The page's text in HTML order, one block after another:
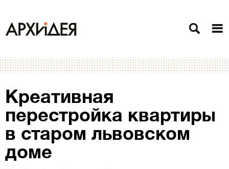
Креативная
перестройка квартиры
в старом львовском
доме